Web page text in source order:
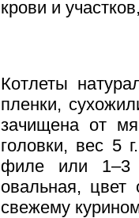
крови и
Котлеты
пленки,
зачищена от
головки, вес 5
филе или 1–3
овальная, цвет
свежему